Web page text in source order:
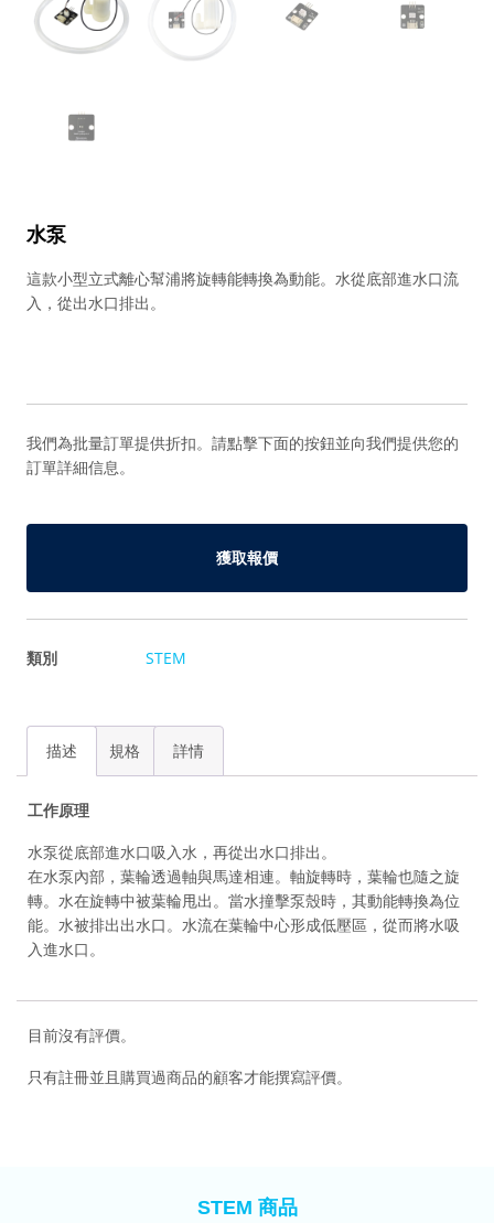
水泵
這款小型立式離心幫浦將旋轉能轉換為動能。水從底部進水口流
入，從出水口排出。
我們為批量訂單提供折扣。請點擊下面的按鈕並向我們提供您的
訂單詳細信息。
獲取報價
類別 STEM
描述 規格 詳情
工作原理
水泵從底部進水口吸入水，再從出水口排出。
在水泵內部，葉輪透過軸與馬達相連。軸旋轉時，葉輪也隨之旋
轉。水在旋轉中被葉輪甩出。當水撞擊泵殼時，其動能轉換為位
能。水被排出出水口。水流在葉輪中心形成低壓區，從而將水吸
入進水口。
目前沒有評價。
只有註冊並且購買過商品的顧客才能撰寫評價。
STEM 商品